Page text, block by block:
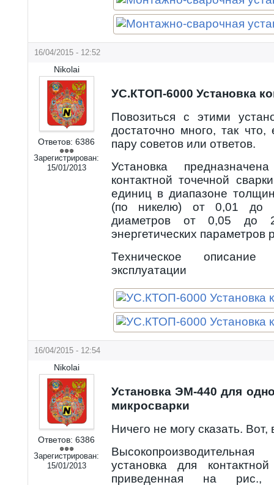
16/04/2015 - 12:52
Nikolai
Ответов: 6386
Зарегистрирован:
15/01/2013
УС.КТОП-6000 Установка
Повозиться с этими
достаточно много, так
пару советов или ответов.
Установка
контактной точечной
единиц в диапазоне
(по никелю) от 0,01 до
диаметров от 0,05 до
энергетических параметров
Техническое
эксплуатации
16/04/2015 - 12:54
Nikolai
Ответов: 6386
Зарегистрирован:
15/01/2013
Установка ЭМ-440 для
микросварки
Ничего не могу сказать. Вот,
установка для
приведенная на рис.,